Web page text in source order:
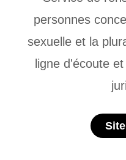
personnes
sexuelle et la
ligne d'écoute